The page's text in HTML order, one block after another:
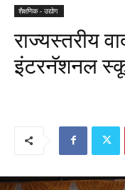
शैक्षणिक - उद्योग
राज्यस्तरीय
इंटरनॅशनल